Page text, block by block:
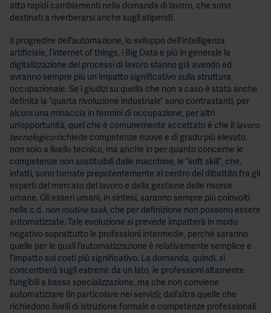
atto rapidi cambiamenti nella domanda di lavoro, che sono
destinati a riverberarsi anche sugli stipendi.
Il progredire dell’automazione, lo sviluppo dell’intelligenza
artificiale, l’internet of things, i Big Data e più in generale la
digitalizzazione dei processi di lavoro stanno già avendo ed
avranno sempre più un impatto significativo sulla struttura
occupazionale. Se i giudizi su quella che non a caso è stata anche
definita la “quarta rivoluzione industriale” sono contrastanti, per
alcuni una minaccia in termini di occupazione, per altri
un’opportunità, quel che è comunemente accettato è che il lavoro
tecnologicorichiede competenze nuove e di grado più elevato,
non solo a livello tecnico, ma anche in per quanto concerne le
competenze non sostituibili dalle macchine, le “soft skill”, che,
infatti, sono tornate prepotentemente al centro del dibattito fra gli
esperti del mercato del lavoro e della gestione delle risorse
umane. Gli esseri umani, in sintesi, saranno sempre più coinvolti
nelle c.d. non routine task, che per definizione non possono essere
automatizzate. Tale evoluzione si prevede impatterà in modo
negativo soprattutto le professioni intermedie, perché saranno
quelle per le quali l’automatizzazione è relativamente semplice e
l’impatto sui costi più significativo. La domanda, quindi, si
concentrerà sugli estremi: da un lato, le professioni altamente
fungibili a bassa specializzazione, ma che non conviene
automatizzare (in particolare nei servizi); dall’altra quelle che
richiedono livelli di istruzione formale e competenze professionali